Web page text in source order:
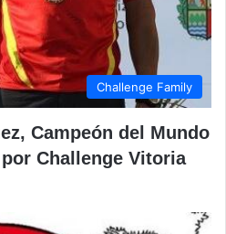
Challenge Family
Campeón del Mundo
Challenge Vitoria